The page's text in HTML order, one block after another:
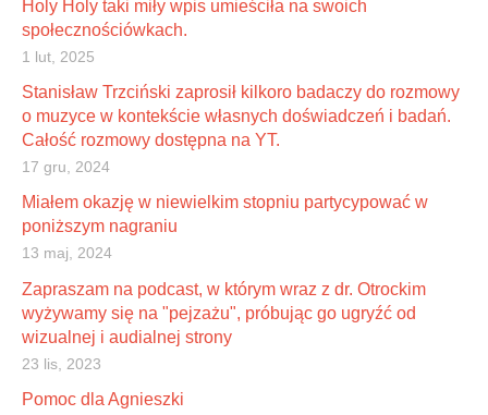
Holy Holy taki miły wpis umieściła na swoich
społecznościówkach.
1 lut, 2025
Stanisław Trzciński zaprosił kilkoro badaczy do rozmowy
o muzyce w kontekście własnych doświadczeń i badań.
Całość rozmowy dostępna na YT.
17 gru, 2024
Miałem okazję w niewielkim stopniu partycypować w
poniższym nagraniu
13 maj, 2024
Zapraszam na podcast, w którym wraz z dr. Otrockim
wyżywamy się na "pejzażu", próbując go ugryźć od
wizualnej i audialnej strony
23 lis, 2023
Pomoc dla Agnieszki